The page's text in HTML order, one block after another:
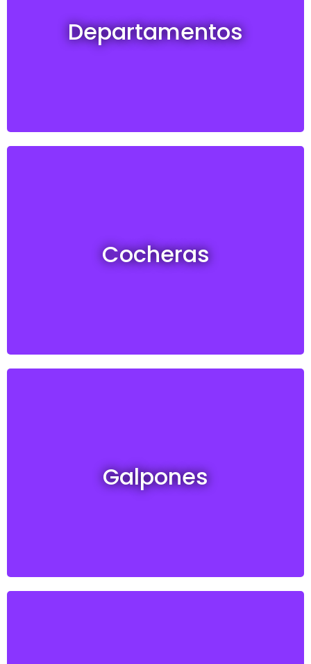
Departamentos
Cocheras
Galpones